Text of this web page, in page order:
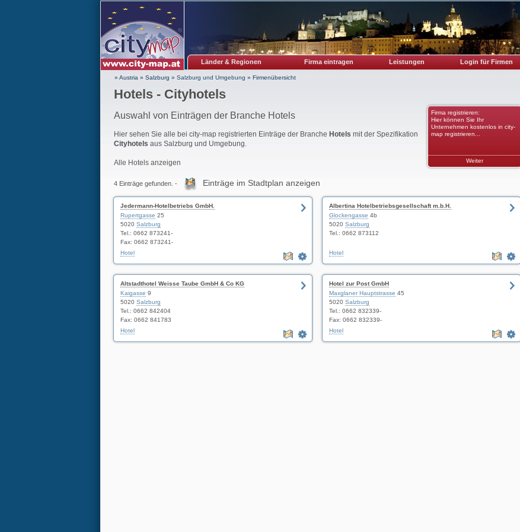
Länder & Regionen Firma eintragen Leistungen Login für Firmen
» Austria » Salzburg » Salzburg und Umgebung » Firmenübersicht
Hotels - Cityhotels
Auswahl von Einträgen der Branche Hotels
Firma registrieren:
Hier können Sie Ihr
Unternehmen kostenlos in city-
map registrieren...
Weiter
Hier sehen Sie alle bei city-map registrierten Einträge der Branche Hotels mit der Spezifikation
Cityhotels aus Salzburg und Umgebung.
Alle Hotels anzeigen
4 Einträge gefunden. - Einträge im Stadtplan anzeigen
Jedermann-Hotelbetriebs GmbH.
Rupertgasse 25
5020 Salzburg
Tel.: 0662 873241-
Fax: 0662 873241-
Hotel
Albertina Hotelbetriebsgesellschaft m.b.H.
Glockengasse 4b
5020 Salzburg
Tel.: 0662 873112
Hotel
Altstadthotel Weisse Taube GmbH & Co KG
Kaigasse 9
5020 Salzburg
Tel.: 0662 842404
Fax: 0662 841783
Hotel
Hotel zur Post GmbH
Maxglaner Hauptstrasse 45
5020 Salzburg
Tel.: 0662 832339-
Fax: 0662 832339-
Hotel